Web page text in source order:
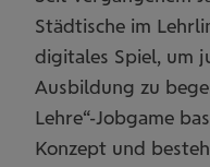
Städtische im
digitales Spiel, um
Ausbildung zu
Lehre“-Jobgame
Konzept und